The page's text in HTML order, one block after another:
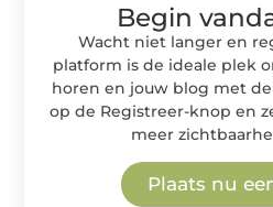
Begin
Wacht niet langer en
platform is de ideale plek
horen en jouw blog met
op de Registreer-knop en
meer
Plaats nu